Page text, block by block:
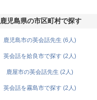
鹿児島県の市区町村で探す
鹿児島市の英会話先生 (6人)
英会話を姶良市で探す (2人)
鹿屋市の英会話先生 (2人)
英会話を霧島市で探す (2人)